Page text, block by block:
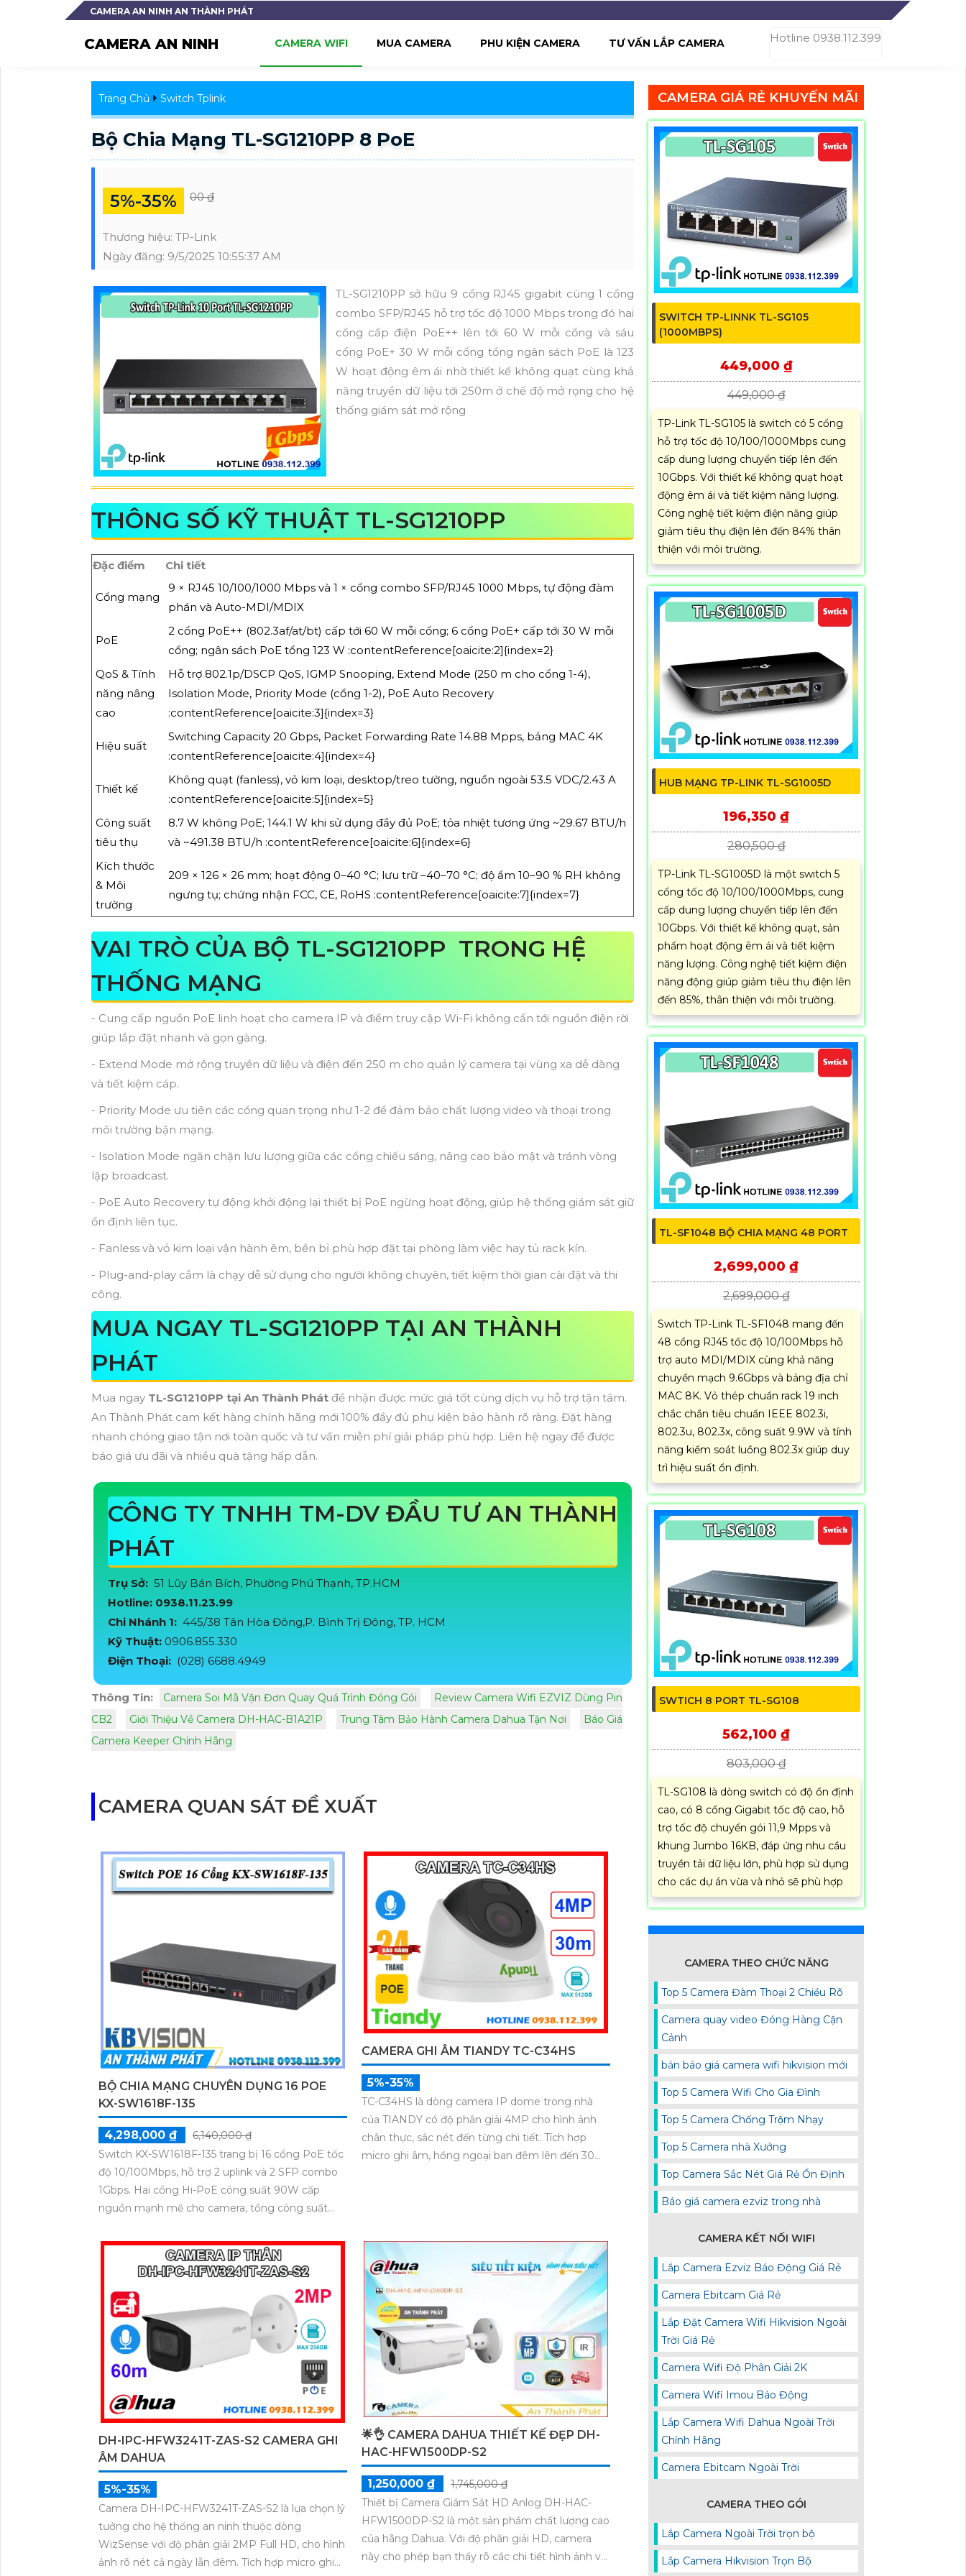
CAMERA AN NINH AN THÀNH PHÁT
CAMERA AN NINH Hotline 0938.112.399
CAMERA WIFI MUA CAMERA PHU KIỆN CAMERA TƯ VẤN LẮP CAMERA
Trang Chủ Switch Tplink
Bộ Chia Mạng TL-SG1210PP 8 PoE
5%-35% 00 ₫
Thương hiệu: TP-Link
Ngày đăng: 9/5/2025 10:55:37 AM
TL-SG1210PP sở hữu 9 cổng RJ45 gigabit cùng 1 cổng
combo SFP/RJ45 hỗ trợ tốc độ 1000 Mbps trong đó hai
cổng cấp điện PoE++ lên tới 60 W mỗi cổng và sáu
cổng PoE+ 30 W mỗi cổng tổng ngân sách PoE là 123
W hoạt động êm ái nhờ thiết kế không quạt cùng khả
năng truyền dữ liệu tới 250m ở chế độ mở rọng cho hệ
thống giám sát mở rộng
THÔNG SỐ KỸ THUẬT TL-SG1210PP
Đặc điểm Chi tiết
Cổng mạng
9 × RJ45 10/100/1000 Mbps và 1 × cổng combo SFP/RJ45 1000 Mbps, tự động đàm
phán và Auto-MDI/MDIX
PoE
2 cổng PoE++ (802.3af/at/bt) cấp tới 60 W mỗi cổng; 6 cổng PoE+ cấp tới 30 W mỗi
cổng; ngân sách PoE tổng 123 W :contentReference[oaicite:2]{index=2}
QoS & Tính
năng nâng
cao
Hỗ trợ 802.1p/DSCP QoS, IGMP Snooping, Extend Mode (250 m cho cổng 1-4),
Isolation Mode, Priority Mode (cổng 1-2), PoE Auto Recovery
:contentReference[oaicite:3]{index=3}
Hiệu suất
Switching Capacity 20 Gbps, Packet Forwarding Rate 14.88 Mpps, bảng MAC 4K
:contentReference[oaicite:4]{index=4}
Thiết kế
Không quạt (fanless), vỏ kim loại, desktop/treo tường, nguồn ngoài 53.5 VDC/2.43 A
:contentReference[oaicite:5]{index=5}
Công suất
tiêu thụ
8.7 W không PoE; 144.1 W khi sử dụng đầy đủ PoE; tỏa nhiệt tương ứng ~29.67 BTU/h
và ~491.38 BTU/h :contentReference[oaicite:6]{index=6}
Kích thước
& Môi
trường
209 × 126 × 26 mm; hoạt động 0–40 °C; lưu trữ –40–70 °C; độ ẩm 10–90 % RH không
ngưng tụ; chứng nhận FCC, CE, RoHS :contentReference[oaicite:7]{index=7}
VAI TRÒ CỦA BỘ TL-SG1210PP TRONG HỆ
THỐNG MẠNG
- Cung cấp nguồn PoE linh hoạt cho camera IP và điểm truy cập Wi-Fi không cần tới nguồn điện rời
giúp lắp đặt nhanh và gọn gàng.
- Extend Mode mở rộng truyền dữ liệu và điện đến 250 m cho quản lý camera tại vùng xa dễ dàng
và tiết kiệm cáp.
- Priority Mode ưu tiên các cổng quan trọng như 1-2 để đảm bảo chất lượng video và thoại trong
môi trường bận mạng.
- Isolation Mode ngăn chặn lưu lượng giữa các cổng chiếu sáng, nâng cao bảo mật và tránh vòng
lặp broadcast.
- PoE Auto Recovery tự động khởi động lại thiết bị PoE ngừng hoạt động, giúp hệ thống giám sát giữ
ổn định liên tục.
- Fanless và vỏ kim loại vận hành êm, bền bỉ phù hợp đặt tại phòng làm việc hay tủ rack kín.
- Plug-and-play cắm là chạy dễ sử dụng cho người không chuyên, tiết kiệm thời gian cài đặt và thi
công.
MUA NGAY TL-SG1210PP TẠI AN THÀNH
PHÁT
Mua ngay TL-SG1210PP tại An Thành Phát để nhận được mức giá tốt cùng dịch vụ hỗ trợ tận tâm.
An Thành Phát cam kết hàng chính hãng mới 100% đầy đủ phụ kiện bảo hành rõ ràng. Đặt hàng
nhanh chóng giao tận nơi toàn quốc và tư vấn miễn phí giải pháp phù hợp. Liên hệ ngay để được
báo giá ưu đãi và nhiều quà tặng hấp dẫn.
CÔNG TY TNHH TM-DV ĐẦU TƯ AN THÀNH
PHÁT
Trụ Sở: 51 Lũy Bán Bích, Phường Phú Thạnh, TP.HCM
Hotline: 0938.11.23.99
Chi Nhánh 1: 445/38 Tân Hòa Đông,P. Bình Trị Đông, TP. HCM
Kỹ Thuật: 0906.855.330
Điện Thoại: (028) 6688.4949
Thông Tin: Camera Soi Mã Vận Đơn Quay Quá Trình Đóng Gói
Review Camera Wifi EZVIZ Dùng Pin
CB2
Giới Thiệu Về Camera DH-HAC-B1A21P Trung Tâm Bảo Hành Camera Dahua Tận Nơi
Báo Giá
Camera Keeper Chính Hãng
CAMERA QUAN SÁT ĐỀ XUẤT
BỘ CHIA MẠNG CHUYÊN DỤNG 16 POE
KX-SW1618F-135
4,298,000 ₫
6,140,000 ₫
Switch KX-SW1618F-135 trang bị 16 cổng PoE tốc
độ 10/100Mbps, hỗ trợ 2 uplink và 2 SFP combo
1Gbps. Hai cổng Hi-PoE công suất 90W cấp
nguồn mạnh mẽ cho camera, tổng công suất
VLAN, QoS, chống sét 4kV, mở rộng đường
truyền đến 250m.
CAMERA GHI ÂM TIANDY TC-C34HS
5%-35%
TC-C34HS là dòng camera IP dome trong nhà
của TIANDY có độ phân giải 4MP cho hình ảnh
chân thực, sắc nét đến từng chi tiết. Tích hợp
micro ghi âm, hồng ngoại ban đêm lên đến 30m,
an ninh chuyên nghiệp.
DH-IPC-HFW3241T-ZAS-S2 CAMERA GHI
ÂM DAHUA
5%-35%
Camera DH-IPC-HFW3241T-ZAS-S2 là lựa chọn lý
tưởng cho hệ thống an ninh thuộc dòng
WizSense với độ phân giải 2MP Full HD, cho hình
ảnh rõ nét cả ngày lẫn đêm. Tích hợp micro ghi
🌟👌 CAMERA DAHUA THIẾT KẾ ĐẸP DH-
HAC-HFW1500DP-S2
1,250,000 ₫
1,745,000 ₫
Thiết bị Camera Giám Sát HD Anlog DH-HAC-
HFW1500DP-S2 là một sản phẩm chất lượng cao
của hãng Dahua. Với độ phân giải HD, camera
này cho phép bạn thấy rõ các chi tiết hình ảnh và
CAMERA GIÁ RẺ KHUYẾN MÃI
SWITCH TP-LINNK TL-SG105
(1000MBPS)
449,000 ₫
449,000 ₫
TP-Link TL-SG105 là switch có 5 cổng
hỗ trợ tốc độ 10/100/1000Mbps cung
cấp dung lượng chuyển tiếp lên đến
10Gbps. Với thiết kế không quạt hoạt
động êm ái và tiết kiệm năng lượng.
Công nghệ tiết kiệm điện năng giúp
giảm tiêu thụ điện lên đến 84% thân
thiện với môi trường.
HUB MẠNG TP-LINK TL-SG1005D
196,350 ₫
280,500 ₫
TP-Link TL-SG1005D là một switch 5
cổng tốc độ 10/100/1000Mbps, cung
cấp dung lượng chuyển tiếp lên đến
10Gbps. Với thiết kế không quạt, sản
phẩm hoạt động êm ái và tiết kiệm
năng lượng. Công nghệ tiết kiệm điện
năng động giúp giảm tiêu thụ điện lên
đến 85%, thân thiện với môi trường.
TL-SF1048 BỘ CHIA MẠNG 48 PORT
2,699,000 ₫
2,699,000 ₫
Switch TP-Link TL-SF1048 mang đến
48 cổng RJ45 tốc độ 10/100Mbps hỗ
trợ auto MDI/MDIX cùng khả năng
chuyển mạch 9.6Gbps và bảng địa chỉ
MAC 8K. Vỏ thép chuẩn rack 19 inch
chắc chắn tiêu chuẩn IEEE 802.3i,
802.3u, 802.3x, công suất 9.9W và tính
năng kiểm soát luồng 802.3x giúp duy
trì hiệu suất ổn định.
SWTICH 8 PORT TL-SG108
562,100 ₫
803,000 ₫
TL-SG108 là dòng switch có độ ổn định
cao, có 8 cổng Gigabit tốc độ cao, hỗ
trợ tốc độ chuyển gói 11,9 Mpps và
khung Jumbo 16KB, đáp ứng nhu cầu
truyền tải dữ liệu lớn, phù hợp sử dụng
cho các dự án vừa và nhỏ sẽ phù hợp
CAMERA THEO CHỨC NĂNG
Top 5 Camera Đàm Thoại 2 Chiều Rõ
Camera quay video Đóng Hàng Cận
Cảnh
bản báo giá camera wifi hikvision mới
Top 5 Camera Wifi Cho Gia Đình
Top 5 Camera Chống Trộm Nhạy
Top 5 Camera nhà Xưởng
Top Camera Sắc Nét Giá Rẻ Ổn Định
Báo giá camera ezviz trong nhà
CAMERA KẾT NỐI WIFI
Lắp Camera Ezviz Báo Động Giá Rẻ
Camera Ebitcam Giá Rẻ
Lắp Đặt Camera Wifi Hikvision Ngoài
Trời Giá Rẻ
Camera Wifi Độ Phân Giải 2K
Camera Wifi Imou Báo Động
Lắp Camera Wifi Dahua Ngoài Trời
Chính Hãng
Camera Ebitcam Ngoài Trời
CAMERA THEO GÓI
Lắp Camera Ngoài Trời trọn bộ
Lắp Camera Hikvision Trọn Bộ